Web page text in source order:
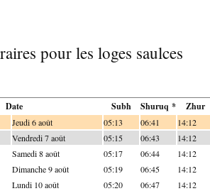
pour les loges saulces
Date Subh Shuruq * Zhur
Jeudi 6 août 05:13 06:41 14:12
Vendredi 7 août 05:15 06:43 14:12
Samedi 8 août 05:17 06:44 14:12
Dimanche 9 août 05:19 06:45 14:12
Lundi 10 août 05:20 06:47 14:12